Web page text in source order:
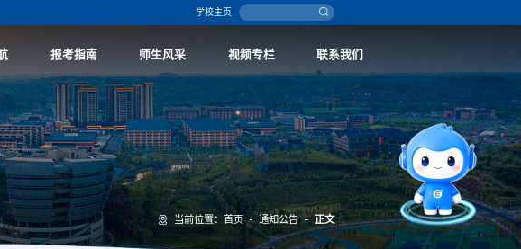
学校主页
报考指南 师生风采 视频专栏 联系我们
当前位置：首页 通知公告 正文
智能问答
留言板
报考指南